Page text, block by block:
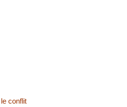
conflit